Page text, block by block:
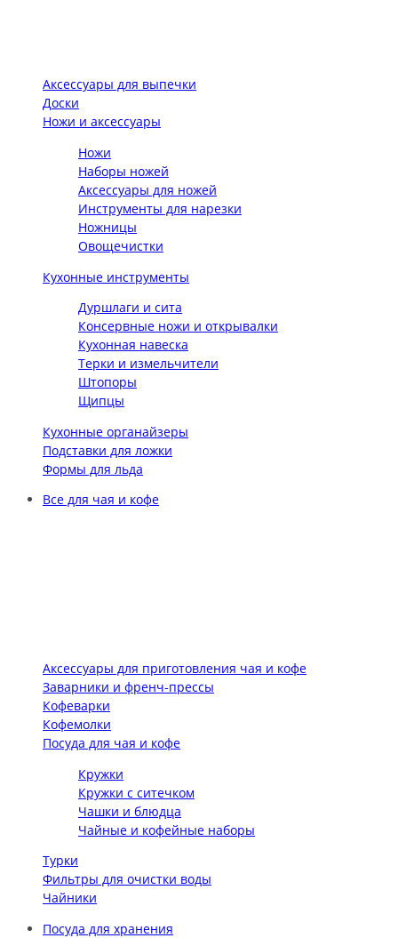
Аксессуары для выпечки
Доски
Ножи и аксессуары
Ножи
Наборы ножей
Аксессуары для ножей
Инструменты для нарезки
Ножницы
Овощечистки
Кухонные инструменты
Дуршлаги и сита
Консервные ножи и открывалки
Кухонная навеска
Терки и измельчители
Штопоры
Щипцы
Кухонные органайзеры
Подставки для ложки
Формы для льда
Все для чая и кофе
Аксессуары для приготовления чая и кофе
Заварники и френч-прессы
Кофеварки
Кофемолки
Посуда для чая и кофе
Кружки
Кружки с ситечком
Чашки и блюдца
Чайные и кофейные наборы
Турки
Фильтры для очистки воды
Чайники
Посуда для хранения